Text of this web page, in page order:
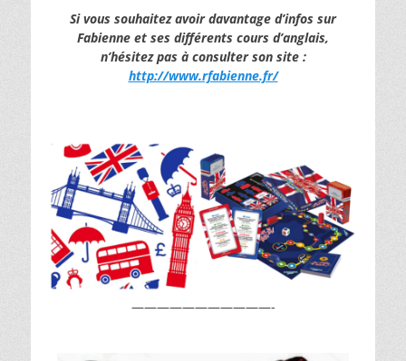
Si vous souhaitez avoir davantage d’infos sur
Fabienne et ses différents cours d’anglais,
n’hésitez pas à consulter son site :
http://www.rfabienne.fr/
———————————-